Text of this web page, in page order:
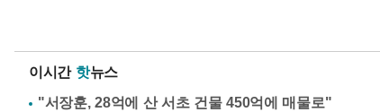
이시간 핫뉴스
"서장훈, 28억에 산 서초 건물 450억에 매물로"